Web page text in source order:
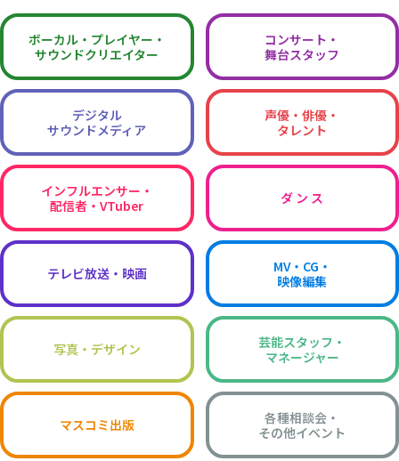
ボーカル・ プレイヤー・
サウンドクリエイター
コンサート・
舞台スタッフ
デジタル
サウンドメディア
声優・俳優・
タレント
インフルエンサー・
配信者・VTuber
ダ ン ス
テレビ放送・映画
MV・CG・
映像編集
写真・デザイン
芸能スタッフ・
マネージャー
マスコミ出版
各種相談会・
その他イベント